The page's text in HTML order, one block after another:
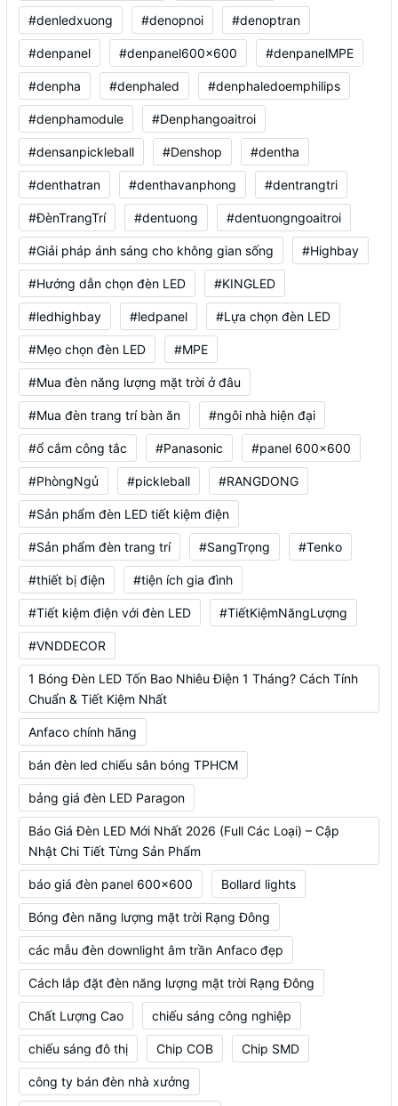
#denledxuong #denopnoi #denoptran
#denpanel #denpanel600x600 #denpanelMPE
#denpha #denphaled #denphaledoemphilips
#denphamodule #Denphangoaitroi
#densanpickleball #Denshop #dentha
#denthatran #denthavanphong #dentrangtri
#ĐènTrangTrí #dentuong #dentuongngoaitroi
#Giải pháp ánh sáng cho không gian sống #Highbay
#Hướng dẫn chọn đèn LED #KINGLED
#ledhighbay #ledpanel #Lựa chọn đèn LED
#Mẹo chọn đèn LED #MPE
#Mua đèn năng lượng mặt trời ở đâu
#Mua đèn trang trí bàn ăn #ngôi nhà hiện đại
#ổ cắm công tắc #Panasonic #panel 600x600
#PhòngNgủ #pickleball #RANGDONG
#Sản phẩm đèn LED tiết kiệm điện
#Sản phẩm đèn trang trí #SangTrọng #Tenko
#thiết bị điện #tiện ích gia đình
#Tiết kiệm điện với đèn LED #TiếtKiệmNăngLượng
#VNDDECOR
1 Bóng Đèn LED Tốn Bao Nhiêu Điện 1 Tháng? Cách Tính
Chuẩn & Tiết Kiệm Nhất
Anfaco chính hãng
bán đèn led chiếu sân bóng TPHCM
bảng giá đèn LED Paragon
Báo Giá Đèn LED Mới Nhất 2026 (Full Các Loại) – Cập
Nhật Chi Tiết Từng Sản Phẩm
báo giá đèn panel 600x600 Bollard lights
Bóng đèn năng lượng mặt trời Rạng Đông
các mẫu đèn downlight âm trần Anfaco đẹp
Cách lắp đặt đèn năng lượng mặt trời Rạng Đông
Chất Lượng Cao chiếu sáng công nghiệp
chiếu sáng đô thị Chip COB Chip SMD
công ty bán đèn nhà xưởng